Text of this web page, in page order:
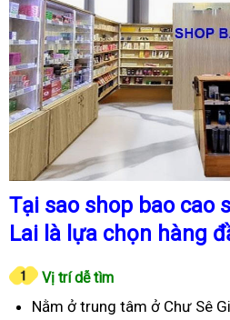
Tại sao shop bao cao
Lai là lựa chọn hàng
Vị trí dễ tìm
Nằm ở trung tâm ở Chư Sê